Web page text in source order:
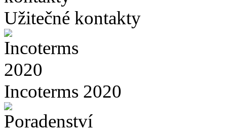
Užitečné kontakty
Incoterms 2020